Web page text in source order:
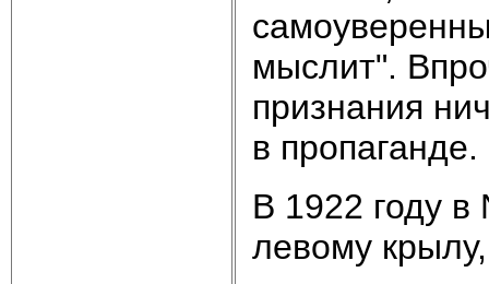
мыслит".
признания
в пропаганде.
В 1922 году в
левому